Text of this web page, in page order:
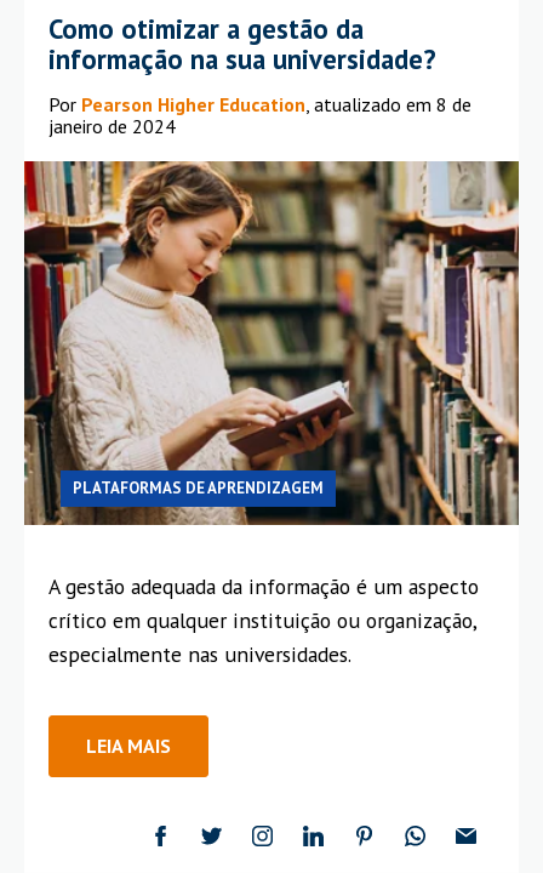
Como otimizar a gestão da
informação na sua universidade?
Por Pearson Higher Education , atualizado em 8 de
janeiro de 2024
PLATAFORMAS DE APRENDIZAGEM
A gestão adequada da informação é um aspecto
crítico em qualquer instituição ou organização,
especialmente nas universidades.
LEIA MAIS